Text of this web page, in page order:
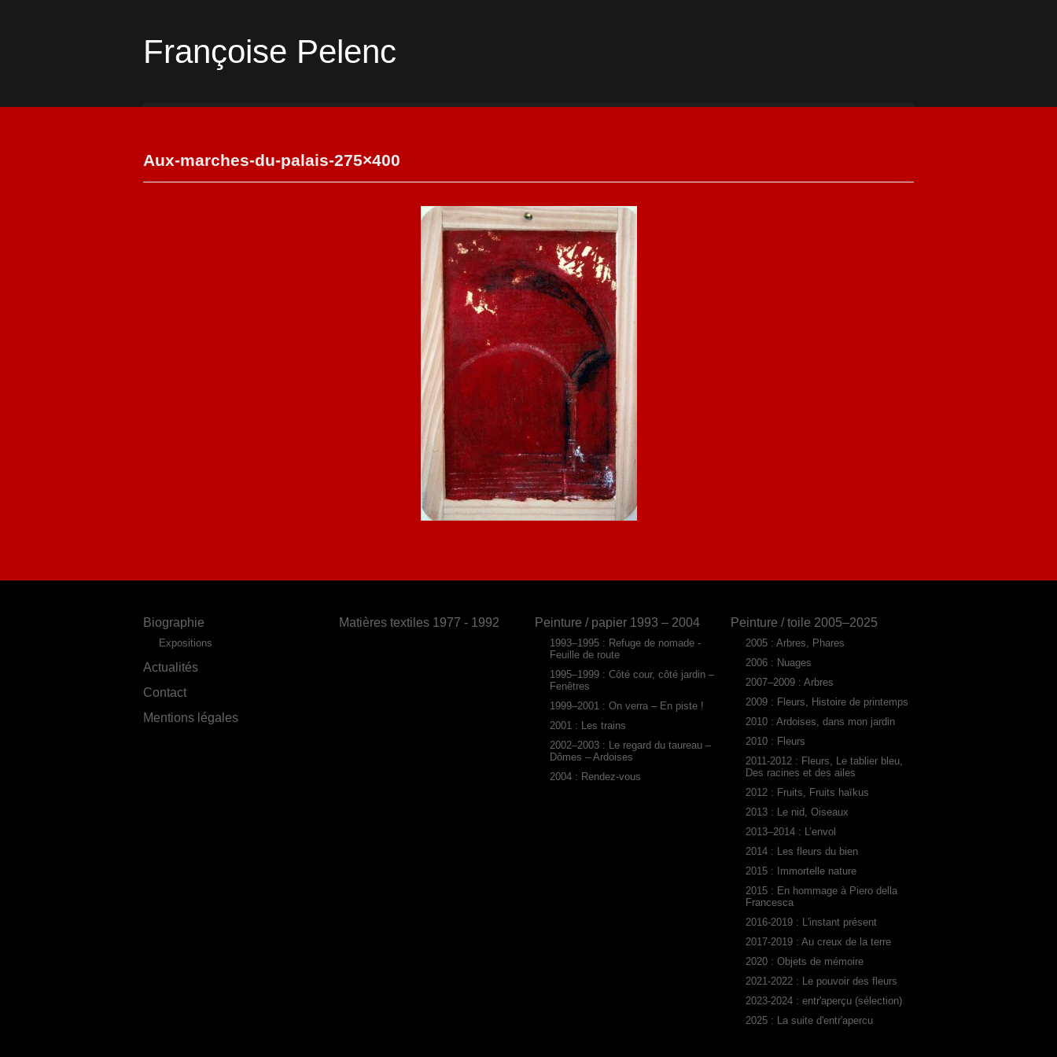
Françoise Pelenc
Aux-marches-du-palais-275×400
Biographie
Expositions
Actualités
Contact
Mentions légales
Matières textiles 1977 - 1992 Peinture / papier 1993 – 2004
1993–1995 : Refuge de nomade -
Feuille de route
1995–1999 : Côté cour, côté jardin –
Fenêtres
1999–2001 : On verra – En piste !
2001 : Les trains
2002–2003 : Le regard du taureau –
Dômes – Ardoises
2004 : Rendez-vous
Peinture / toile 2005–2025
2005 : Arbres, Phares
2006 : Nuages
2007–2009 : Arbres
2009 : Fleurs, Histoire de printemps
2010 : Ardoises, dans mon jardin
2010 : Fleurs
2011-2012 : Fleurs, Le tablier bleu,
Des racines et des ailes
2012 : Fruits, Fruits haïkus
2013 : Le nid, Oiseaux
2013–2014 : L’envol
2014 : Les fleurs du bien
2015 : Immortelle nature
2015 : En hommage à Piero della
Francesca
2016-2019 : L'instant présent
2017-2019 : Au creux de la terre
2020 : Objets de mémoire
2021-2022 : Le pouvoir des fleurs
2023-2024 : entr'aperçu (sélection)
2025 : La suite d'entr'apercu